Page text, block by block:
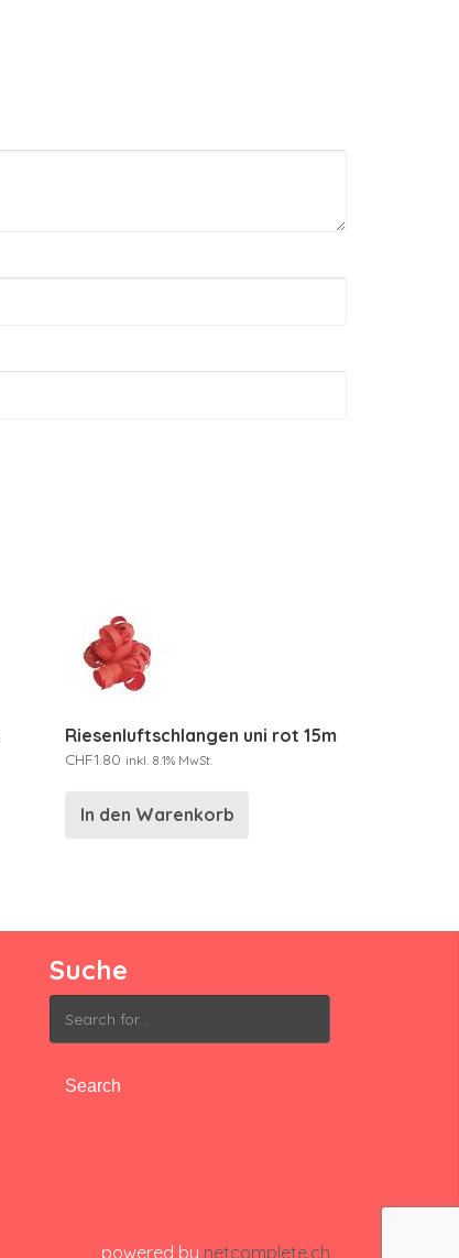
Riesenluftschlangen uni rot 15m
CHF1.80 inkl. 8.1% MwSt.
In den Warenkorb
Suche
Search
for:
powered by netcomplete.ch